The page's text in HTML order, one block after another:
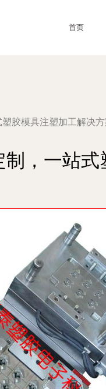
首页
胶模具注塑加工解决
，一站